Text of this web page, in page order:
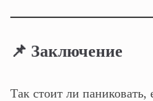
📌 Заключение
Так стоит ли паниковать,